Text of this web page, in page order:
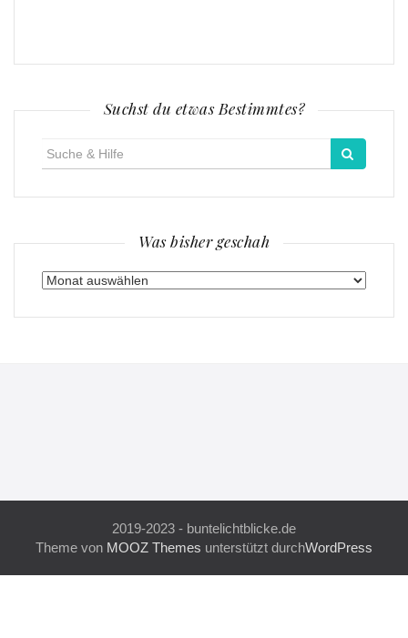
Suchst du etwas Bestimmtes?
Was bisher geschah
Was
geschah
2019-2023 - buntelichtblicke.de
Theme von MOOZ Themes unterstützt durchWordPress